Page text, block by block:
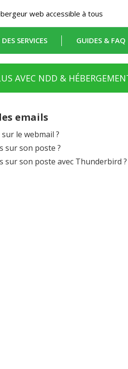
web accessible à tous
SERVICES GUIDES & FAQ
AVEC NDD &
emails
le webmail ?
sur son poste ?
sur son poste avec Thunderbird ?